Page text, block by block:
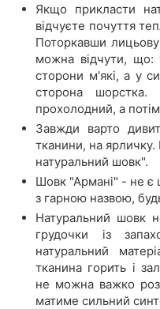
Якщо прикласти
відчуєте почуття
Поторкавши
можна відчути, що:
сторони м'які, а у
сторона шорстка.
прохолодний, а
Завжди варто
тканини, на
натуральний шовк".
Шовк "Армані" - не є
з гарною назвою,
Натуральний шовк
грудочки із
натуральний
тканина горить і
не можна важко
матиме сильний